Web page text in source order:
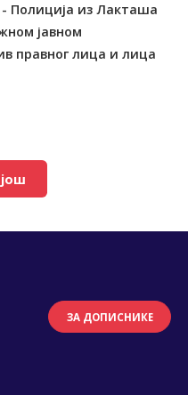
Полиција из Лакташа
јавном
правног лица и лица
ЗА ДОПИСНИКЕ